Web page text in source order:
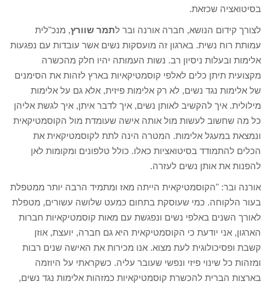
בסיטואציה שכזאת.
לצורך קידום הנושא, חברה אורנה ובר לתמר שוורץ, מנכ"לית
עמותת רוח נשית. בארגון זה מועסקות נשים אשר עובדות עם נפגעות
אלימות ובעלות ניסיון רב. נשות העמותה יהיו חלק מהכשרה
מקצועית תיתן כלים לאלפי קוסמטיקאיות בארץ לזהות את הסימנים
של אלימות נגד נשים, לא רק אלימות פיזית, אלא גם על אלימות
מילולית. איך להקשיב לאותן נשים, איך לדבר איתן, איך לגשת אליהן
כל מה שחשוב לעשות מול אותה אישה שעומדת מול הקוסמטיקאית
ונמצאת במעגל אלימות. המטרה הינה לתת לקוסמטיקאית את
הכלים להתמודד בסיטואציות כאלו. כולל טלפונים ומקומות לאן
להפנות את אותן נשים לעזרה.
אורנה ובר: "הקוסמטיקאית הייתה מאז ומתמיד הרבה יותר ממטפלת
בעור הלקוחה. כמי שעוסקת בתחום כמעט שלושה עשורים, מטפלת
לאורך השנים באלפי נשים ונפגשת עם מאות קוסמטיקאיות חברות
הארגון, אני יודעת כי הקוסמטיקאית היא גם חברה, יועצת, אוזן
קשבת ופסיכולוגית לעת מצוא. אנו מכירות את האישה שנים רבות
ומזהות כל שינוי פיזי ונפשי שעובר עליה. כשקראתי על היוזמה
בארצות הברית להכשרת קוסמטיקאיות כמזהות אלימות נגד נשים,